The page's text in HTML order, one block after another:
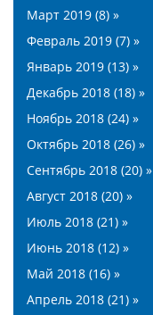
Март 2019 (8) »
Февраль 2019 (7) »
Январь 2019 (13) »
Декабрь 2018 (18) »
Ноябрь 2018 (24) »
Октябрь 2018 (26) »
Сентябрь 2018 (20) »
Август 2018 (20) »
Июль 2018 (21) »
Июнь 2018 (12) »
Май 2018 (16) »
Апрель 2018 (21) »